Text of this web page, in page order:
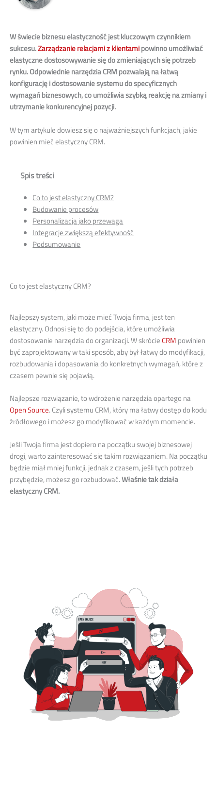
W świecie biznesu elastyczność jest kluczowym czynnikiem
sukcesu.Zarządzanie relacjami z klientamipowinno umożliwiać
elastyczne dostosowywanie się do zmieniających się potrzeb
rynku. Odpowiednie narzędzia CRM pozwalają na łatwą
konfigurację i dostosowanie systemu do specyficznych
wymagań biznesowych, co umożliwia szybką reakcję na zmiany i
utrzymanie konkurencyjnej pozycji.
W tym artykule dowiesz się o najważniejszych funkcjach, jakie
powinien mieć elastyczny CRM.
Spis treści
Co to jest elastyczny CRM?
Budowanie procesów
Personalizacja jako przewaga
Integracje zwiększą efektywność
Podsumowanie
Co to jest elastyczny CRM?
Najlepszy system, jaki może mieć Twoja firma, jest ten
elastyczny. Odnosi się to do podejścia, które umożliwia
dostosowanie narzędzia do organizacji. W skrócie CRM powinien
być zaprojektowany w taki sposób, aby był łatwy do modyfikacji,
rozbudowania i dopasowania do konkretnych wymagań, które z
czasem pewnie się pojawią.
Najlepsze rozwiązanie, to wdrożenie narzędzia opartego na
Open Source. Czyli systemu CRM, który ma łatwy dostęp do kodu
źródłowego i możesz go modyfikować w każdym momencie.
Jeśli Twoja firma jest dopiero na początku swojej biznesowej
drogi, warto zainteresować się takim rozwiązaniem. Na początku
będzie miał mniej funkcji, jednak z czasem, jeśli tych potrzeb
przybędzie, możesz go rozbudować.Właśnie tak działa
elastyczny CRM.